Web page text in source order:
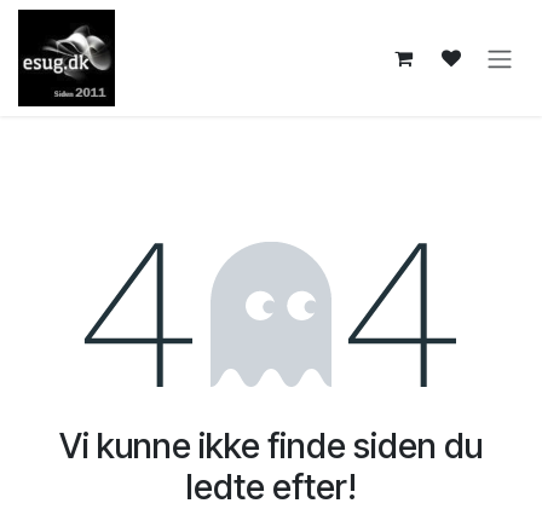
Skip to Content
Fejl 404
Vi kunne ikke finde siden du
ledte efter!